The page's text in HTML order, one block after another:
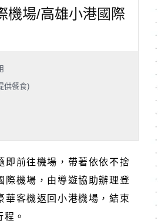
機場/高雄小港國際
供餐食)
即前往機場，帶著依依不捨
際機場，由導遊協助辦理登
華客機返回小港機場，結束
。